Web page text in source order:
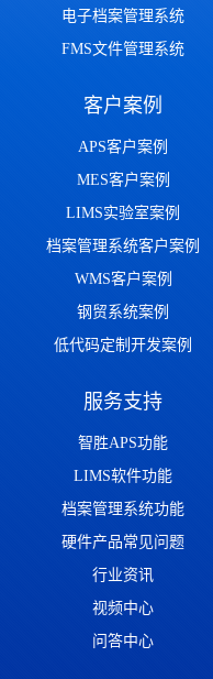
电子档案管理系统
FMS文件管理系统
客户案例
APS客户案例
MES客户案例
LIMS实验室案例
档案管理系统客户案例
WMS客户案例
钢贸系统案例
低代码定制开发案例
服务支持
智胜APS功能
LIMS软件功能
档案管理系统功能
硬件产品常见问题
行业资讯
视频中心
问答中心